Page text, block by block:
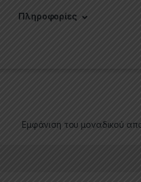
Πληροφορίες
Εμφάνιση του μοναδικού